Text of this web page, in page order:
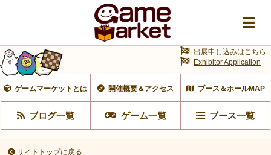
ゲームマーケットとは 開催概要＆アクセス ブース＆ホールMAP
ブログ一覧 ゲーム一覧 ブース一覧
出展申し込みはこちら
Exhibitor Application
サイトトップに戻る